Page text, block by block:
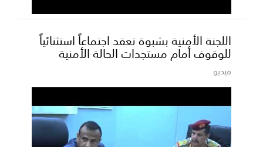
اللجنة الأمنية بشبوة تعقد اجتماعاً استثنائياً
للوقوف أمام مستجدات الحالة الأمنية
فيديو